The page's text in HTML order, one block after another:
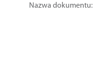
Nazwa dokumentu: